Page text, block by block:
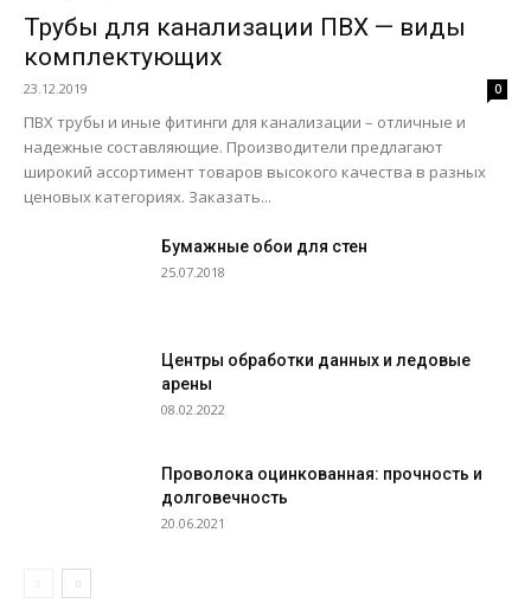
Трубы для канализации ПВХ — виды
комплектующих
23.12.2019 0
ПВХ трубы и иные фитинги для канализации – отличные и
надежные составляющие. Производители предлагают
широкий ассортимент товаров высокого качества в разных
ценовых категориях. Заказать...
Бумажные обои для стен
25.07.2018
Центры обработки данных и ледовые
арены
08.02.2022
Проволока оцинкованная: прочность и
долговечность
20.06.2021